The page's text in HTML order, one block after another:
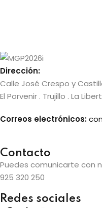
Dirección:
Calle José Crespo y
El Porvenir . Trujillo . La
Correos electrónicos:
Contacto
Puedes comunicarte con
925 320 250
Redes sociales